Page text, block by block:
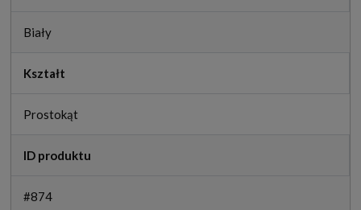
Biały
Kształt
Prostokąt
ID produktu
#874